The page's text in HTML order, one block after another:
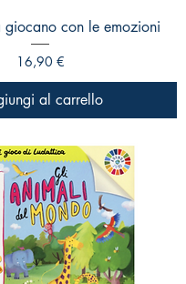
con le emozioni
Prezzo
16,90 €
al carrello